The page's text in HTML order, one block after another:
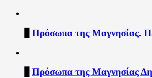
Πρόσωπα της Μαγνησίας.
Πρόσωπα της Μαγνησίας